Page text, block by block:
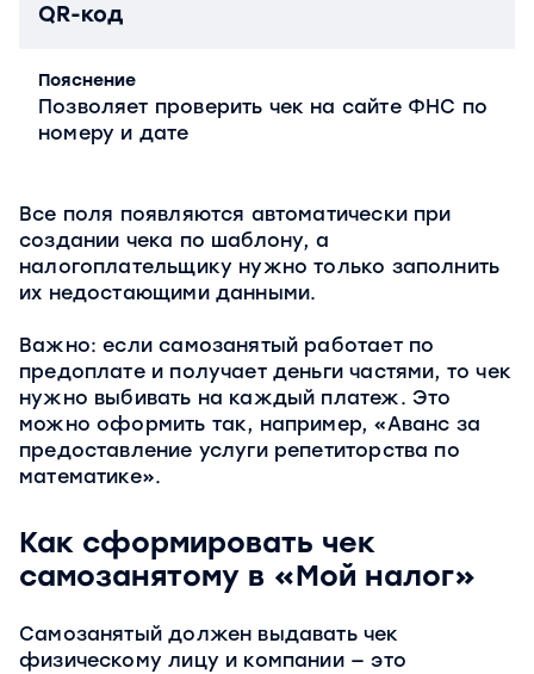
QR-код
Пояснение
Позволяет проверить чек на сайте ФНС по
номеру и дате
Все поля появляются автоматически при
создании чека по шаблону, а
налогоплательщику нужно только заполнить
их недостающими данными.
Важно: если самозанятый работает по
предоплате и получает деньги частями, то чек
нужно выбивать на каждый платеж. Это
можно оформить так, например, «Аванс за
предоставление услуги репетиторства по
математике».
Как сформировать чек
самозанятому в «Мой налог»
Самозанятый должен выдавать чек
физическому лицу и компании — это